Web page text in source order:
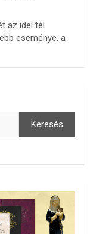
az idei tél
eseménye, a
Keresés